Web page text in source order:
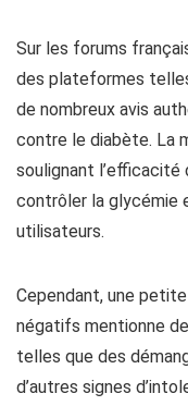
Sur les forums
des plateformes
de nombreux avis
contre le diabète. La
soulignant l’efficacité
contrôler la glycémie
utilisateurs.
Cependant, une
négatifs mentionne
telles que des
d’autres signes